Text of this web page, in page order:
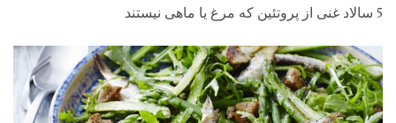
5 سالاد غنی از پروتئین که مرغ یا ماهی نیستند